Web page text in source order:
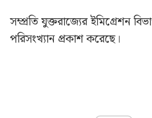
সম্প্রতি যুক্তরাজ্যের ইমিগ্রেশন
পরিসংখ্যান প্রকাশ করেছে।